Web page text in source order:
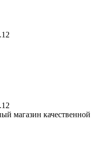
магазин качественной